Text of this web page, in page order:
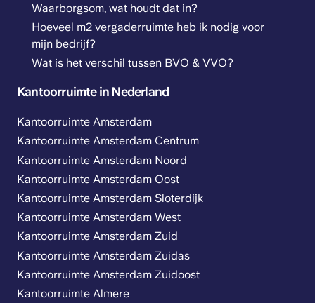
Waarborgsom, wat houdt dat in?
Hoeveel m2 vergaderruimte heb ik nodig voor
mijn bedrijf?
Wat is het verschil tussen BVO & VVO?
Kantoorruimte in Nederland
Kantoorruimte Amsterdam
Kantoorruimte Amsterdam Centrum
Kantoorruimte Amsterdam Noord
Kantoorruimte Amsterdam Oost
Kantoorruimte Amsterdam Sloterdijk
Kantoorruimte Amsterdam West
Kantoorruimte Amsterdam Zuid
Kantoorruimte Amsterdam Zuidas
Kantoorruimte Amsterdam Zuidoost
Kantoorruimte Almere